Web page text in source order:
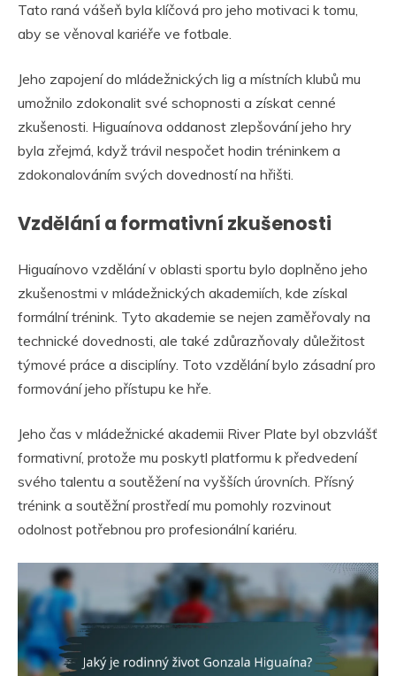
Tato raná vášeň byla klíčová pro jeho motivaci k tomu,
aby se věnoval kariéře ve fotbale.
Jeho zapojení do mládežnických lig a místních klubů mu
umožnilo zdokonalit své schopnosti a získat cenné
zkušenosti. Higuaínova oddanost zlepšování jeho hry
byla zřejmá, když trávil nespočet hodin tréninkem a
zdokonalováním svých dovedností na hřišti.
Vzdělání a formativní zkušenosti
Higuaínovo vzdělání v oblasti sportu bylo doplněno jeho
zkušenostmi v mládežnických akademiích, kde získal
formální trénink. Tyto akademie se nejen zaměřovaly na
technické dovednosti, ale také zdůrazňovaly důležitost
týmové práce a disciplíny. Toto vzdělání bylo zásadní pro
formování jeho přístupu ke hře.
Jeho čas v mládežnické akademii River Plate byl obzvlášť
formativní, protože mu poskytl platformu k předvedení
svého talentu a soutěžení na vyšších úrovních. Přísný
trénink a soutěžní prostředí mu pomohly rozvinout
odolnost potřebnou pro profesionální kariéru.